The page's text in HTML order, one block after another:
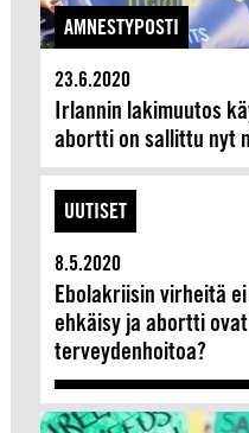
AMNESTYPOSTI
23.6.2020
Irlannin lakimuutos
abortti on sallittu nyt
UUTISET
8.5.2020
Ebolakriisin virheitä
ehkäisy ja abortti
terveydenhoitoa?